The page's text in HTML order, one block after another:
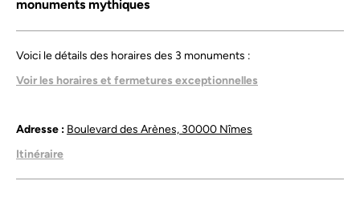
monuments mythiques
Voici le détails des horaires des 3 monuments :
Arènes de Nîmes :Janvier, février*, novembre, décembre
*Fermeture 18h vacances février.Ouvert 7/7
ferias/spectacles)
Voir les horaires et fermetures exceptionnelles
Adresse : Boulevard des Arènes, 30000 Nîmes
Itinéraire